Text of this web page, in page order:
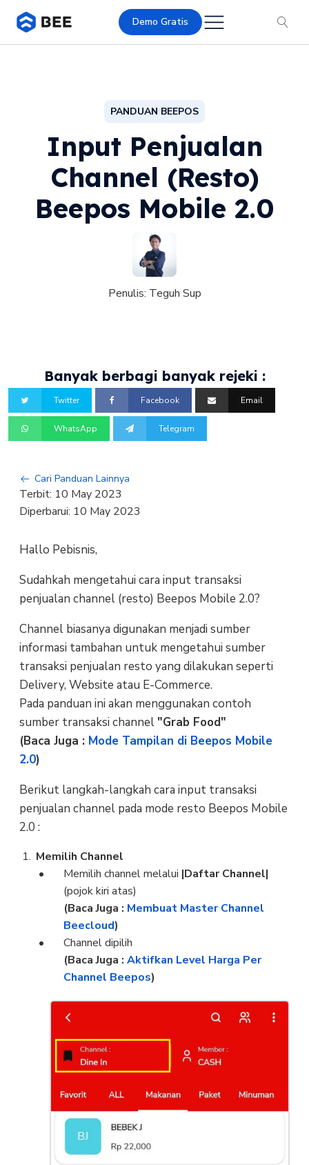
Demo Gratis
PANDUAN BEEPOS
Input Penjualan
Channel (Resto)
Beepos Mobile 2.0
Penulis: Teguh Sup
Banyak berbagi banyak rejeki :
Twitter Facebook Email
WhatsApp Telegram
Cari Panduan Lainnya
Terbit: 10 May 2023
Diperbarui: 10 May 2023
Hallo Pebisnis,
Sudahkah mengetahui cara input transaksi
penjualan channel (resto) Beepos Mobile 2.0?
Channel biasanya digunakan menjadi sumber
informasi tambahan untuk mengetahui sumber
transaksi penjualan resto yang dilakukan seperti
Delivery, Website atau E-Commerce.
Pada panduan ini akan menggunakan contoh
sumber transaksi channel"Grab Food"
(Baca Juga : Mode Tampilan di Beepos Mobile
2.0)
Berikut langkah-langkah cara input transaksi
penjualan channel pada mode resto Beepos Mobile
2.0 :
Memilih Channel
Memilih channel melalui |Daftar Channel|
(pojok kiri atas)
(Baca Juga : Membuat Master Channel
Beecloud)
Channel dipilih
(Baca Juga : Aktifkan Level Harga Per
Channel Beepos)